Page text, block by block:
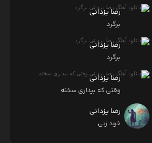
رضا یزدانی
برگرد
رضا یزدانی
برگرد
رضا یزدانی
وقتی که بیداری سخته
رضا یزدانی
خود زنی